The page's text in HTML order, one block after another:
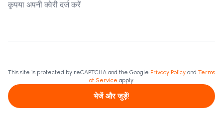
This site is protected by reCAPTCHA and the Google Privacy Policy and Terms
of Service apply.
भेजें और जुड़ें!